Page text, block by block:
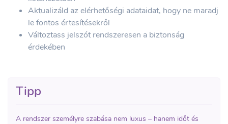
Aktualizáld az elérhetőségi adataidat, hogy ne maradj
le fontos értesítésekről
Változtass jelszót rendszeresen a biztonság
érdekében
Tipp
A rendszer személyre szabása nem luxus – hanem időt és